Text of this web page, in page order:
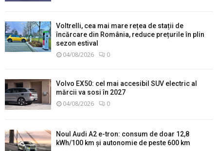
Voltrelli, cea mai mare rețea de stații de
încărcare din România, reduce prețurile în plin
sezon estival
04/08/2026 0
Volvo EX50: cel mai accesibil SUV electric al
mărcii va sosi în 2027
04/08/2026 0
Noul Audi A2 e-tron: consum de doar 12,8
kWh/100 km și autonomie de peste 600 km